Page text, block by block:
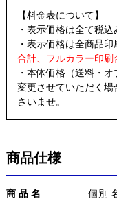
【料金表について】
・表示価格は全て税込
・表示価格は全商品
合計、フルカラー印刷
・本体価格（送料・
変更させていただく
さいませ。
商品仕様
商 品 名
個別